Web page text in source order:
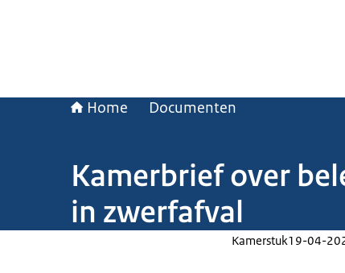
Home Documenten
Kamerbrief over
in zwerfafval
Kamerstuk19-04-